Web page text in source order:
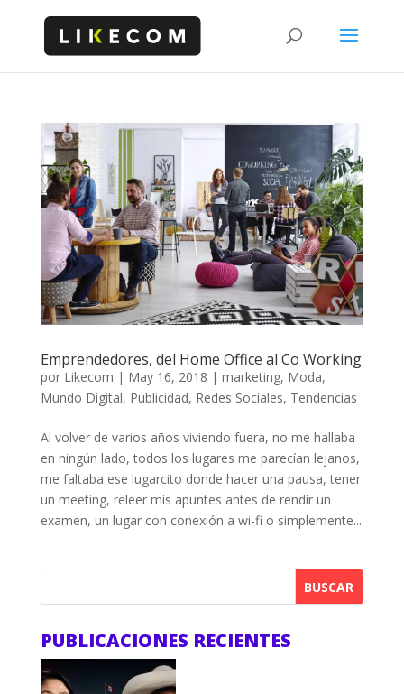
Emprendedores, del Home Office al Co Working
por Likecom | May 16, 2018 | marketing, Moda,
Mundo Digital, Publicidad, Redes Sociales, Tendencias
Al volver de varios años viviendo fuera, no me hallaba
en ningún lado, todos los lugares me parecían lejanos,
me faltaba ese lugarcito donde hacer una pausa, tener
un meeting, releer mis apuntes antes de rendir un
examen, un lugar con conexión a wi-fi o simplemente...
BUSCAR
PUBLICACIONES RECIENTES